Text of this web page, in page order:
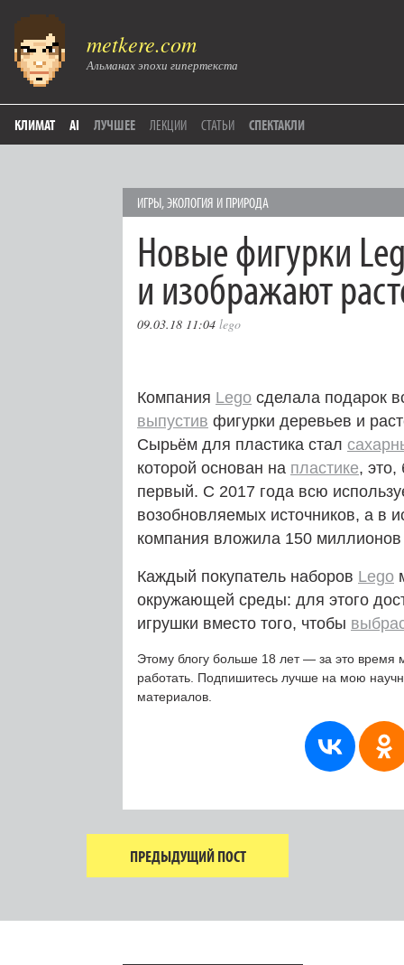
metkere.com
Альманах эпохи гипертекста
КЛИМАТ AI ЛУЧШЕЕ ЛЕКЦИИ СТАТЬИ СПЕКТАКЛИ
ИГРЫ,ЭКОЛОГИЯ И ПРИРОДА
Новые фигурки
и изображают
09.03.18 11:04 lego
Компания Lego сделала подарок
выпустив фигурки деревьев и
Сырьём для пластика стал
которой основан на пластике, это,
первый. С 2017 года всю
возобновляемых источников, а в
компания вложила 150
Каждый покупатель наборов Lego
окружающей среды: для этого
игрушки вместо того, чтобы
Этому блогу больше 18 лет — за это время
работать. Подпишитесь лучше на мою
материалов.
ПРЕДЫДУЩИЙ ПОСТ